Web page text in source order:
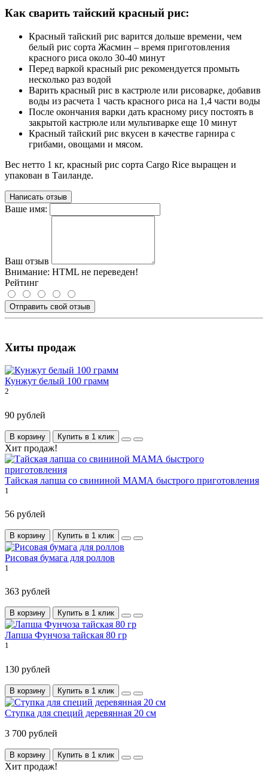
Как сварить тайский красный рис:
Красный тайский рис варится дольше времени, чем
белый рис сорта Жасмин – время приготовления
красного риса около 30-40 минут
Перед варкой красный рис рекомендуется промыть
несколько раз водой
Варить красный рис в кастрюле или рисоварке, добавив
воды из расчета 1 часть красного риса на 1,4 части воды
После окончания варки дать красному рису постоять в
закрытой кастрюле или мультиварке еще 10 минут
Красный тайский рис вкусен в качестве гарнира с
грибами, овощами и мясом.
Вес нетто 1 кг, красный рис сорта Cargo Rice выращен и
упакован в Таиланде.
Написать отзыв
Ваше имя:
Ваш отзыв
Внимание: HTML не переведен!
Рейтинг
Отправить свой отзыв
Хиты продаж
Кунжут белый 100 грамм
2
90 рублей
В корзину Купить в 1 клик
Хит продаж!
Тайская лапша со свининой МАМА быстрого приготовления
1
56 рублей
В корзину Купить в 1 клик
Рисовая бумага для роллов
1
363 рублей
В корзину Купить в 1 клик
Лапша Фунчоза тайская 80 гр
1
130 рублей
В корзину Купить в 1 клик
Ступка для специй деревянная 20 см
3 700 рублей
В корзину Купить в 1 клик
Хит продаж!